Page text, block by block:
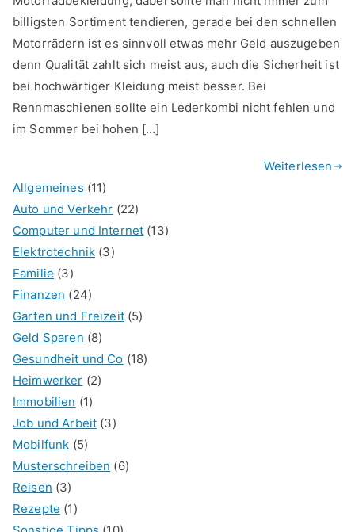
billigsten Sortiment tendieren, gerade bei den schnellen
Motorrädern ist es sinnvoll etwas mehr Geld auszugeben
denn Qualität zahlt sich meist aus, auch die Sicherheit ist
bei hochwärtiger Kleidung meist besser. Bei
Rennmaschienen sollte ein Lederkombi nicht fehlen und
im Sommer bei hohen […]
Weiterlesen
Allgemeines (11)
Auto und Verkehr (22)
Computer und Internet (13)
Elektrotechnik (3)
Familie (3)
Finanzen (24)
Garten und Freizeit(5)
Geld Sparen (8)
Gesundheit und Co (18)
Heimwerker (2)
Immobilien (1)
Job und Arbeit (3)
Mobilfunk (5)
Musterschreiben (6)
Reisen (3)
Rezepte (1)